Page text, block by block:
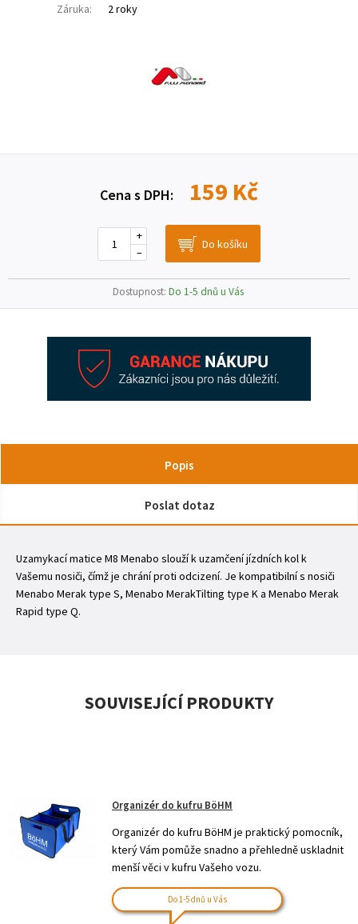
Záruka: 2 roky
Cena s DPH: 159 Kč
–
+
Dostupnost: Do 1-5 dnů u Vás
Popis
Poslat dotaz
Uzamykací matice M8 Menabo slouží k uzamčení jízdních kol k
Vašemu nosiči, čímž je chrání proti odcizení. Je kompatibilní s nosiči
Menabo Merak type S, Menabo MerakTilting type K a Menabo Merak
Rapid type Q.
SOUVISEJÍCÍ PRODUKTY
Organizér do kufru BöHM
Organizér do kufru BöHM je praktický pomocník,
který Vám pomůže snadno a přehledně uskladnit
menší věci v kufru Vašeho vozu.
Do 1-5 dnů u Vás